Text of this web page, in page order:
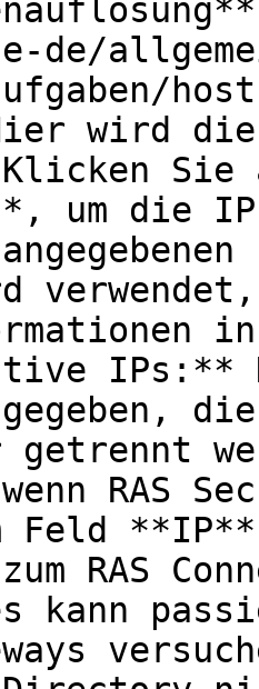
de/
wird die
Klicken
um die
IPs:**
getrennt
RAS
**IP**
RAS
kann